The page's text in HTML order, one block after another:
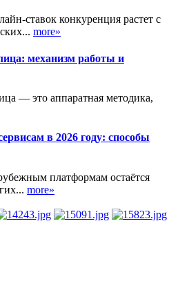
ставок конкуренция растет с
more»
механизм работы и
— это аппаратная методика,
в 2026 году: способы
платформам остаётся
more»